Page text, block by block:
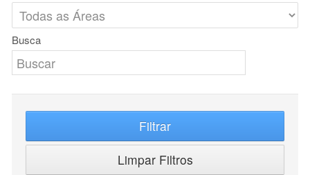
Busca
Filtrar
Limpar Filtros